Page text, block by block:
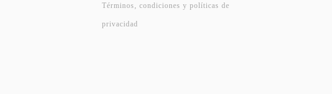
Términos, condiciones y políticas de
privacidad